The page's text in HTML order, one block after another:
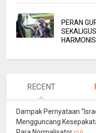
PERAN
HARMONIS
RECENT
Dampak Pernyataan
Mengguncang